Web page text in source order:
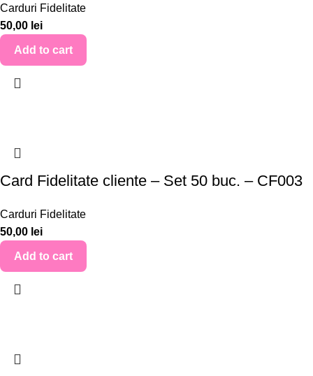
Carduri Fidelitate
50,00 lei
Add to cart
Card Fidelitate cliente – Set 50 buc. – CF003
Carduri Fidelitate
50,00 lei
Add to cart